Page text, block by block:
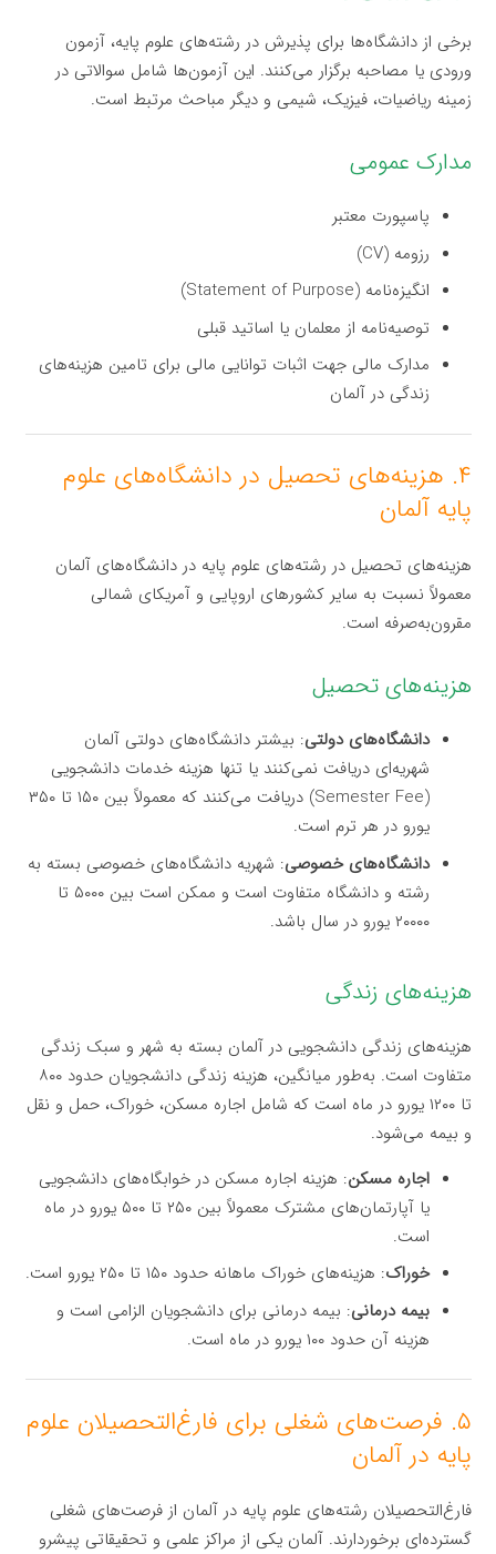
برخی از دانشگاه‌ها برای پذیرش در رشته‌های علوم پایه، آزمون
ورودی یا مصاحبه برگزار می‌کنند. این آزمون‌ها شامل سوالاتی در
زمینه ریاضیات، فیزیک، شیمی و دیگر مباحث مرتبط است.
مدارک عمومی
پاسپورت معتبر
رزومه (CV)
انگیزه‌نامه (Statement of Purpose)
توصیه‌نامه از معلمان یا اساتید قبلی
مدارک مالی جهت اثبات توانایی مالی برای تامین هزینه‌های
زندگی در آلمان
۴. هزینه‌های تحصیل در دانشگاه‌های علوم
پایه آلمان
هزینه‌های تحصیل در رشته‌های علوم پایه در دانشگاه‌های آلمان
معمولاً نسبت به سایر کشورهای اروپایی و آمریکای شمالی
مقرون‌به‌صرفه است.
هزینه‌های تحصیل
دانشگاه‌های دولتی: بیشتر دانشگاه‌های دولتی آلمان
شهریه‌ای دریافت نمی‌کنند یا تنها هزینه خدمات دانشجویی
(Semester Fee) دریافت می‌کنند که معمولاً بین ۱۵۰ تا ۳۵۰
یورو در هر ترم است.
دانشگاه‌های خصوصی: شهریه دانشگاه‌های خصوصی بسته به
رشته و دانشگاه متفاوت است و ممکن است بین ۵۰۰۰ تا
۲۰۰۰۰ یورو در سال باشد.
هزینه‌های زندگی
هزینه‌های زندگی دانشجویی در آلمان بسته به شهر و سبک زندگی
متفاوت است. به‌طور میانگین، هزینه زندگی دانشجویان حدود ۸۰۰
تا ۱۲۰۰ یورو در ماه است که شامل اجاره مسکن، خوراک، حمل و نقل
و بیمه می‌شود.
اجاره مسکن: هزینه اجاره مسکن در خوابگاه‌های دانشجویی
یا آپارتمان‌های مشترک معمولاً بین ۲۵۰ تا ۵۰۰ یورو در ماه
است.
خوراک: هزینه‌های خوراک ماهانه حدود ۱۵۰ تا ۲۵۰ یورو است.
بیمه درمانی: بیمه درمانی برای دانشجویان الزامی است و
هزینه آن حدود ۱۰۰ یورو در ماه است.
۵. فرصت‌های شغلی برای فارغ‌التحصیلان علوم
پایه در آلمان
فارغ‌التحصیلان رشته‌های علوم پایه در آلمان از فرصت‌های شغلی
گسترده‌ای برخوردارند. آلمان یکی از مراکز علمی و تحقیقاتی پیشرو